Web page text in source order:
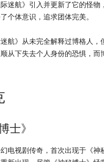
迷航》引入并更新了它的怪
个体意识，追求团体完美。
航》从未完全解释过博格人
从下失去个人身份的恐惧，而
士》
电视剧传奇，首次出现于《